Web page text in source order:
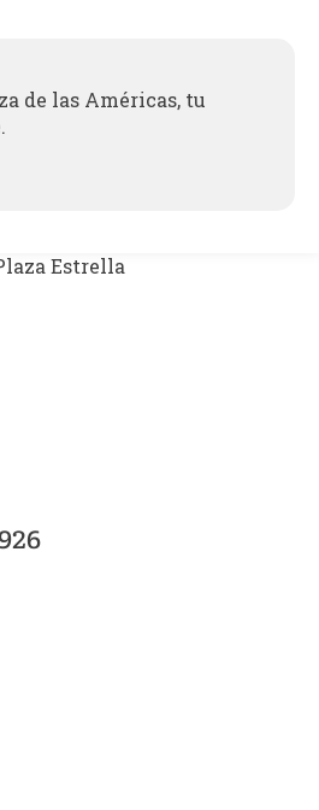
de las Américas, tu